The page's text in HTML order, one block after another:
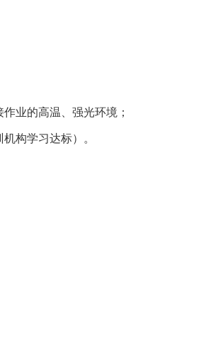
业的高温、强光环境；
构学习达标）。